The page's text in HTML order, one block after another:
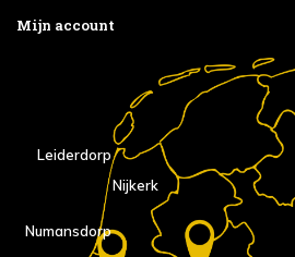
Mijn account
Nijkerk
Numansdorp
Leiderdorp